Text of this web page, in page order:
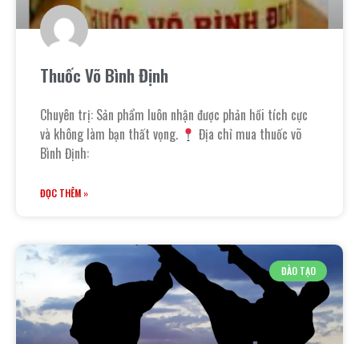
Thuốc Võ Bình Định
Chuyên trị: Sản phẩm luôn nhận được phản hồi tích cực
và không làm bạn thất vọng.
Địa chỉ mua thuốc võ
Bình Định:
ĐỌC THÊM »
ĐÀO TẠO